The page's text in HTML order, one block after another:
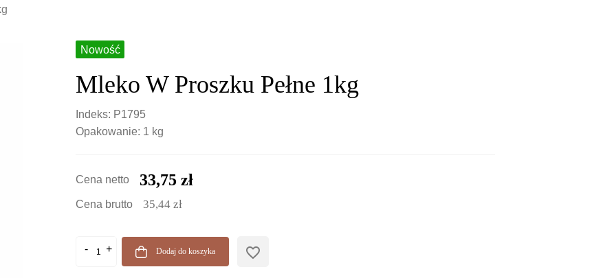
Nowość
Mleko W Proszku Pełne 1kg
Indeks: P1795
Opakowanie: 1 kg
Cena netto 33,75 zł
Cena brutto 35,44 zł
Dodaj do koszyka favorite_border